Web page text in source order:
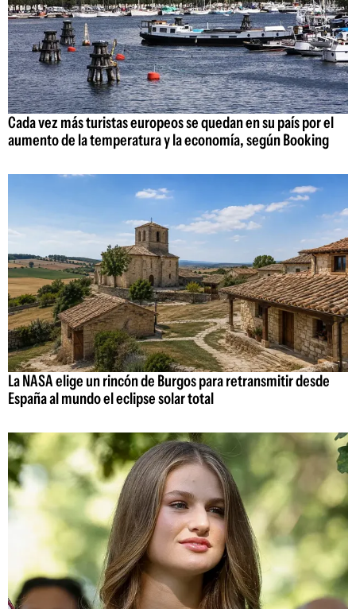
Cada vez más turistas europeos se quedan en su país por el
aumento de la temperatura y la economía, según Booking
La NASA elige un rincón de Burgos para retransmitir desde
España al mundo el eclipse solar total